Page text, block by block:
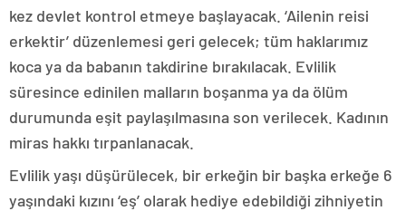
kez devlet kontrol etmeye başlayacak. ‘Ailenin reisi
erkektir’ düzenlemesi geri gelecek; tüm haklarımız
koca ya da babanın takdirine bırakılacak. Evlilik
süresince edinilen malların boşanma ya da ölüm
durumunda eşit paylaşılmasına son verilecek. Kadının
miras hakkı tırpanlanacak.
Evlilik yaşı düşürülecek, bir erkeğin bir başka erkeğe 6
yaşındaki kızını ‘eş’ olarak hediye edebildiği zihniyetin